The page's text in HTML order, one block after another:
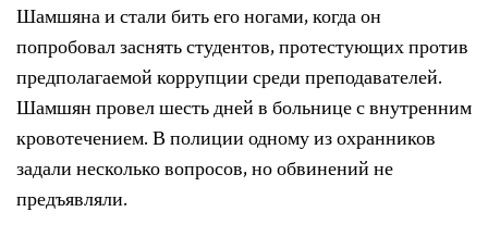
Шамшяна и стали бить его ногами, когда он
попробовал заснять студентов, протестующих против
предполагаемой коррупции среди преподавателей.
Шамшян провел шесть дней в больнице с внутренним
кровотечением. В полиции одному из охранников
задали несколько вопросов, но обвинений не
предъявляли.